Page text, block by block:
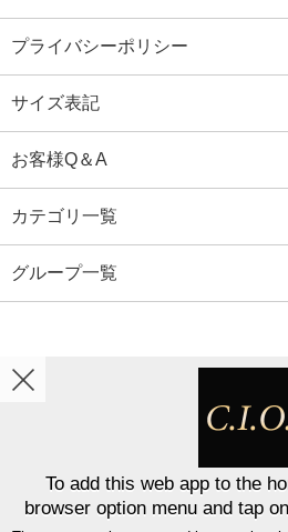
プライバシーポリシー
サイズ表記
お客様Q＆A
カテゴリ一覧
グループ一覧
表示切替 : スマートフ
Copyright © C．I．O．Inc．All
To add this web app to the
browser option menu and tap on